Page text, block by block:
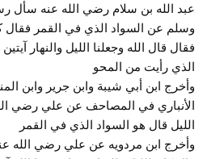
عبد الله بن سلام رضي الله عنه سأل
وسلم عن السواد الذي في القمر فقال
فقال قال الله وجعلنا الليل والنهار
الذي رأيت من المحو
وأخرج ابن أبي شيبة وابن جرير وابن
الأنباري في المصاحف عن علي رضي
الليل قال هو السواد الذي في القمر
وأخرج ابن مردويه عن علي رضي الله